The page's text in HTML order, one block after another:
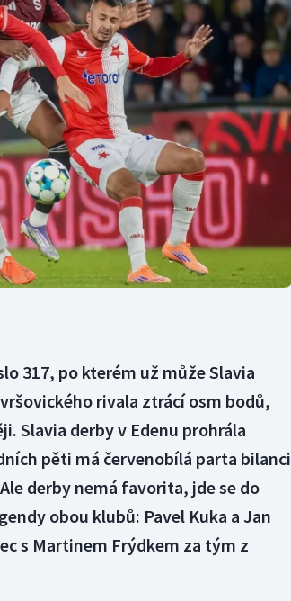
Moderní pětiboj
Motorsport
Olympijské hry
Parasport
Plavání
Plážový volejbal
Triatlon
Veslování
Vodní slalom
Volejbal
Ostatní
317, po kterém už může Slavia
rivala ztrácí osm bodů,
Slavia derby v Edenu prohrála
pěti má červenobílá parta bilanci
derby nemá favorita, jde se do
obou klubů: Pavel Kuka a Jan
s Martinem Frýdkem za tým z